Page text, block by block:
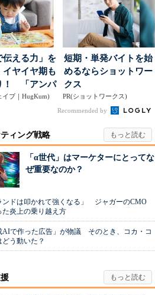
伝える力」を
イヤイヤ期も
！ 「アンパ
とばずかん...
イブ｜HugKum)
短期・単発バイトを始
めるならショットワー
クス
PR(ショットワークス)
Recommended by
ィング戦略
「α世代」はマーケターにとってな
ぜ重要なのか？
ンドは叩かれて強くなる」 ジャガーのCMO
た炎上の乗り越え方
AIで作った広告」が物議 そのとき、コカ・コ
どう動いた？